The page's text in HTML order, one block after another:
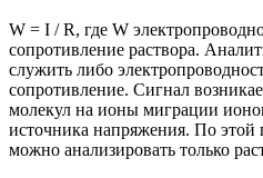
W = I / R, где W
сопротивление раствора.
служить либо
сопротивление. Сигнал
молекул на ионы миграции
источника напряжения. По
можно анализировать только